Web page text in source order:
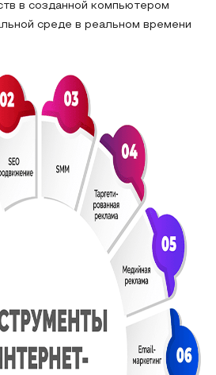
в созданной компьютером
среде в реальном времени